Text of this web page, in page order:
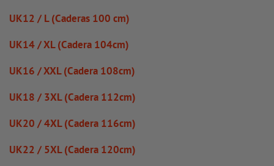
UK12 / L (Caderas 100 cm)
UK14 / XL (Cadera 104cm)
UK16 / XXL (Cadera 108cm)
UK18 / 3XL (Cadera 112cm)
UK20 / 4XL (Cadera 116cm)
UK22 / 5XL (Cadera 120cm)